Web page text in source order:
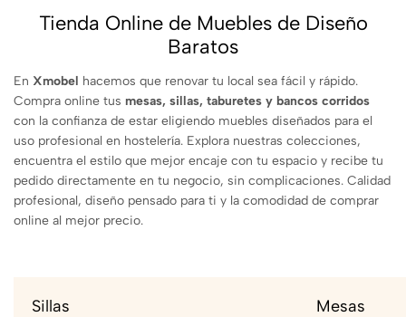
Tienda Online de Muebles de Diseño
Baratos
En Xmobel hacemos que renovar tu local sea fácil y rápido.
Compra online tus mesas, sillas, taburetes y bancos corridos
con la confianza de estar eligiendo muebles diseñados para el
uso profesional en hostelería. Explora nuestras colecciones,
encuentra el estilo que mejor encaje con tu espacio y recibe tu
pedido directamente en tu negocio, sin complicaciones. Calidad
profesional, diseño pensado para ti y la comodidad de comprar
online al mejor precio.
Sillas Mesas